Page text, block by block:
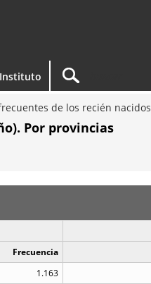
de los recién nacidos
Por provincias
Frecuencia
1.163